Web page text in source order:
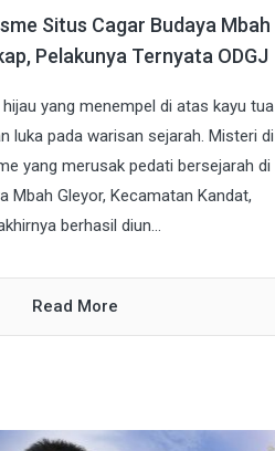
Situs Cagar Budaya Mbah
Pelakunya Ternyata ODGJ
yang menempel di atas kayu tua
luka pada warisan sejarah. Misteri di
yang merusak pedati bersejarah di
Mbah Gleyor, Kecamatan Kandat,
berhasil diun...
Read More